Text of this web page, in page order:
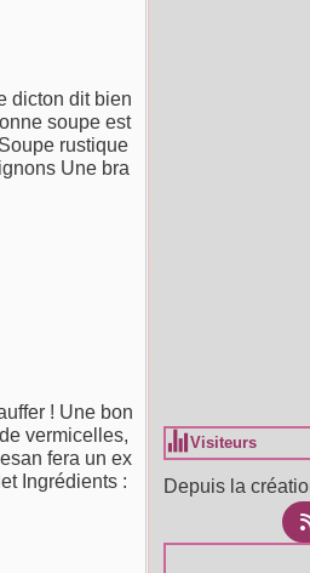
dicton dit bien
soupe est
rustique
Une bra
! Une bon
vermicelles,
fera un ex
Ingrédients :
Visiteurs
Depuis la